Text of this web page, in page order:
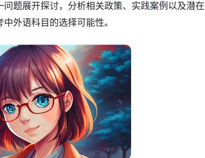
题展开探讨，分析相关政策、实践案例以及潜在
外语科目的选择可能性。